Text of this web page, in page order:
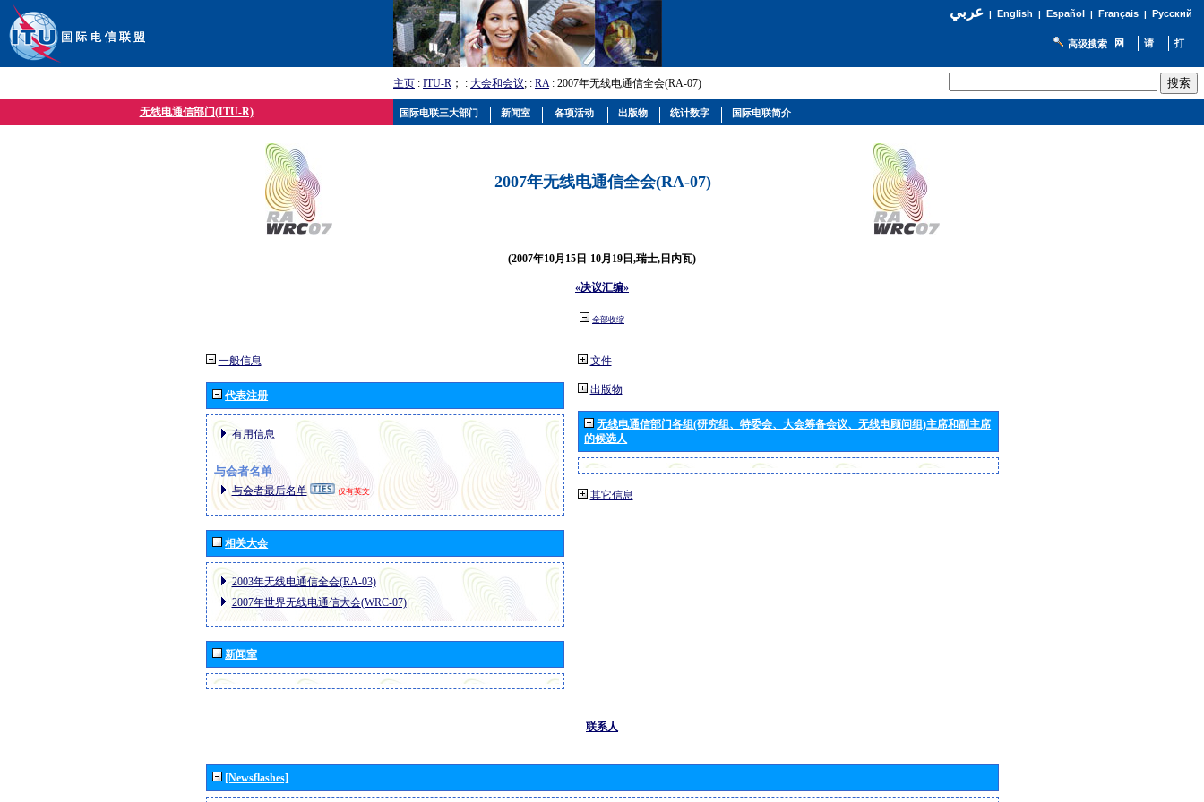
عربي| English | Español | Français| Русский
高级搜索
主页 : ITU-R ； : 大会和会议; : RA: 2007年无线电通信全会(RA-07)
无线电通信部门(ITU-R)
2007年无线电通信全会(RA-07)
(2007年10月15日-10月19日,瑞士,日内瓦)
«决议汇编»
全部收缩
一般信息
代表注册
有用信息
与会者名单
与会者最后名单 仅有英文
相关大会
2003年无线电通信全会(RA-03)
2007年世界无线电通信大会(WRC-07)
新闻室
文件
出版物
无线电通信部门各组(研究组、特委会、大会筹备会议、无线电顾问组)主席和副主席
的候选人
其它信息
联系人
[Newsflashes]
国际电联三大部门 新闻室 各项活动 出版物 统计数字 国际电联简介